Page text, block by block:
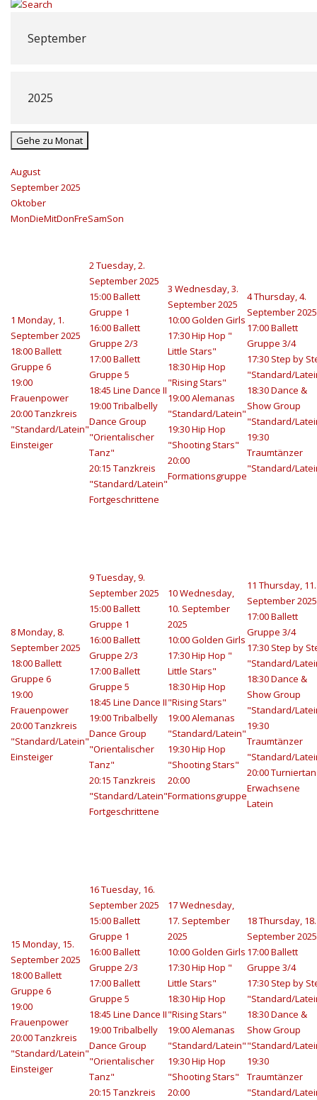
Gehe zu Monat
August
September 2025
Oktober
MonDieMitDonFreSamSon
1 Monday, 1.
September 2025
18:00 Ballett
Gruppe 6
19:00
Frauenpower
20:00 Tanzkreis
"Standard/Latein"
Einsteiger
2Tuesday, 2.
September 2025
15:00 Ballett
Gruppe 1
16:00 Ballett
Gruppe 2/3
17:00 Ballett
Gruppe 5
18:45 Line Dance II
19:00 Tribalbelly
Dance Group
"Orientalischer
Tanz"
20:15 Tanzkreis
"Standard/Latein"
Fortgeschrittene
3 Wednesday, 3.
September 2025
10:00 Golden Girls
17:30 Hip Hop "
Little Stars"
18:30 Hip Hop
"Rising Stars"
19:00 Alemanas
"Standard/Latein"
19:30 Hip Hop
"Shooting Stars"
20:00
Formationsgruppe
4Thursday, 4.
September 2025
17:00 Ballett
Gruppe 3/4
17:30 Step by
"Standard/
18:30 Dance &
Show Group
"Standard/
19:30
Traumtänzer
"Standard/
8Monday, 8.
September 2025
18:00 Ballett
Gruppe 6
19:00
Frauenpower
20:00 Tanzkreis
"Standard/Latein"
Einsteiger
9Tuesday, 9.
September 2025
15:00 Ballett
Gruppe 1
16:00 Ballett
Gruppe 2/3
17:00 Ballett
Gruppe 5
18:45 Line Dance II
19:00 Tribalbelly
Dance Group
"Orientalischer
Tanz"
20:15 Tanzkreis
"Standard/Latein"
Fortgeschrittene
10Wednesday,
10. September
2025
10:00 Golden Girls
17:30 Hip Hop "
Little Stars"
18:30 Hip Hop
"Rising Stars"
19:00 Alemanas
"Standard/Latein"
19:30 Hip Hop
"Shooting Stars"
20:00
Formationsgruppe
11 Thursday, 11.
September 2025
17:00 Ballett
Gruppe 3/4
17:30 Step by
"Standard/
18:30 Dance &
Show Group
"Standard/
19:30
Traumtänzer
"Standard/
20:00
Erwachsene
Latein
15 Monday, 15.
September 2025
18:00 Ballett
Gruppe 6
19:00
Frauenpower
20:00 Tanzkreis
"Standard/Latein"
Einsteiger
16Tuesday, 16.
September 2025
15:00 Ballett
Gruppe 1
16:00 Ballett
Gruppe 2/3
17:00 Ballett
Gruppe 5
18:45 Line Dance II
19:00 Tribalbelly
Dance Group
"Orientalischer
Tanz"
20:15 Tanzkreis
17Wednesday,
17. September
2025
10:00 Golden Girls
17:30 Hip Hop "
Little Stars"
18:30 Hip Hop
"Rising Stars"
19:00 Alemanas
"Standard/Latein"
19:30 Hip Hop
"Shooting Stars"
20:00
18Thursday, 18.
September 2025
17:00 Ballett
Gruppe 3/4
17:30 Step by
"Standard/
18:30 Dance &
Show Group
"Standard/
19:30
Traumtänzer
"Standard/